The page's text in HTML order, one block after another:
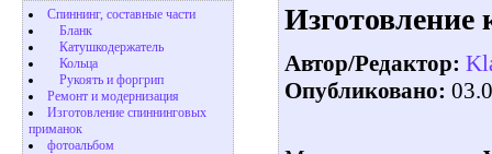
Спиннинг, составные части
Бланк
Катушкодержатель
Кольца
Рукоять и форгрип
Ремонт и модернизация
Изготовление спиннинговых
приманок
фотоальбом
Изготовление
Автор/Редактор:
Опубликовано: